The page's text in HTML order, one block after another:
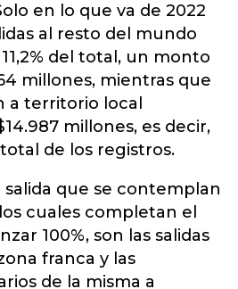
en lo que va de 2022
al resto del mundo
del total, un monto
millones, mientras que
a territorio local
millones, es decir,
de los registros.
salida que se contemplan
cuales completan el
100%, son las salidas
franca y las
de la misma a